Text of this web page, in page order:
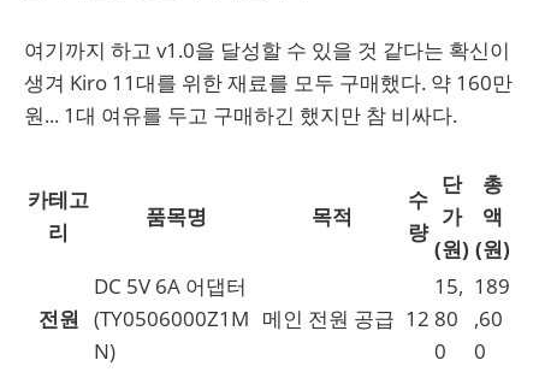
여기까지 하고 v1.0을 달성할 수 있을 것 같다는 확신이
생겨 Kiro 11대를 위한 재료를 모두 구매했다. 약 160만
원... 1대 여유를 두고 구매하긴 했지만 참 비싸​다.
카테고
리
품목명 목적
수
량
단
가
(원)
총
액
(원)
전원
DC 5V 6A 어댑터
(TY0506000Z1M
N)
메인 전원 공급 12
15,
80
0
189
,60
0